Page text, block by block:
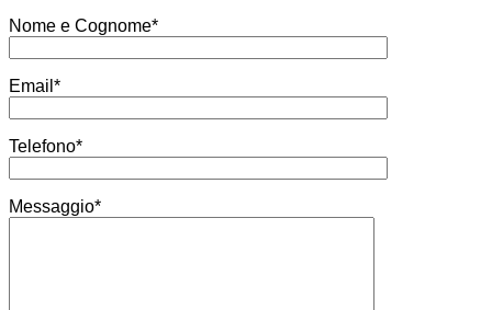
Nome e Cognome*
Email*
Telefono*
Messaggio*